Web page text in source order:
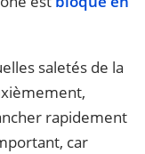
saletés de la
rapidement
car